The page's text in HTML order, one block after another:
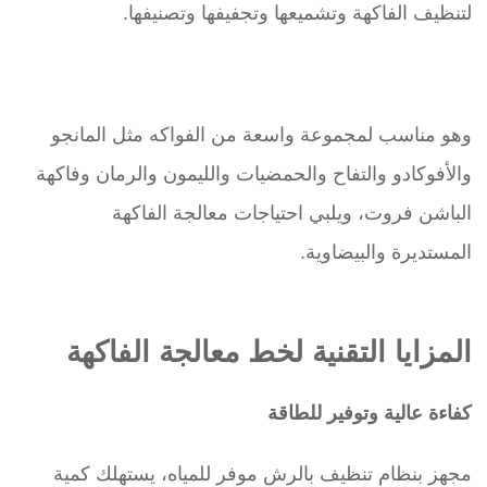
لتنظيف الفاكهة وتشميعها وتجفيفها وتصنيفها.
وهو مناسب لمجموعة واسعة من الفواكه مثل المانجو
والأفوكادو والتفاح والحمضيات والليمون والرمان وفاكهة
الباشن فروت، ويلبي احتياجات معالجة الفاكهة
المستديرة والبيضاوية.
المزايا التقنية لخط معالجة الفاكهة
كفاءة عالية وتوفير للطاقة
مجهز بنظام تنظيف بالرش موفر للمياه، يستهلك كمية